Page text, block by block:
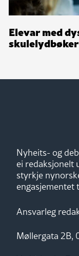
Elevar med
skulelydbøker
Nyheits- og
ei redaksjonelt
styrkje
engasjementet
Ansvarleg
Møllergata 2B,